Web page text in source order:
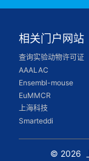
相关门户网站
查询实验动物许可证
AAALAC
Ensembl-mouse
EuMMCR
上海科技
Smarteddi
© 2026